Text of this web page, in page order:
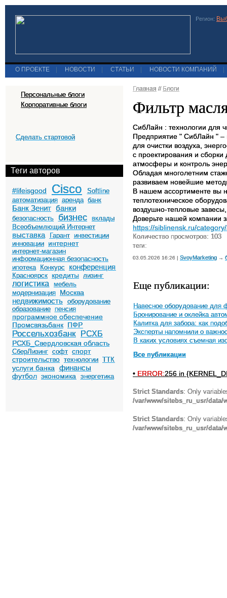
Регион:
О ПРОЕКТЕ НОВОСТИ СТАТЬИ НОВОСТИ КОМПАНИЙ
Персональные блоги
Корпоративные блоги
Сделать стартовой
Теги авторов
#lifeisgood Cisco
Softline
автоматизация аренда банк
Банк Зенит банки
безопасность бизнес
вклады
Всеобъемлющий Интернет
выставка Гарант инвестиции
инновации
интернет
интернет-магазин
информационная безопасность
ипотека
Конкурс конференция
Красноярск кредиты лизинг
логистика
мебель
модернизация
Москва
недвижимость оборудование
образование пенсия
программное обеспечение
Промсвязьбанк ПФР
Россельхозбанк РСХБ
РСХБ_Свердловская область
СберЛизинг софт спорт
строительство технологии ТТК
услуги банка финансы
футбол экономика энергетика
Главная // Блоги
Фильтр
СибЛайн : технологии для
Предприятие " СибЛайн " –
для очистки воздуха,
с проектирования и
атмосферы и контроль
Обладая многолетним
развиваем новейшие
В нашем ассортименте вы
теплотехническое
воздушно-тепловые
Доверьте нашей компании
https://siblinensk.ru/
Количество просмотров: 103
теги:
03.05.2026 16:26 | SvoyMarketing →
Еще публикации:
Навесное оборудование для
Бронирование и оклейка
Калитка для забора: как
Эксперты напомнили о
В каких условиях съемная
Все публикации
• ERROR:256 in
Strict Standards: Only
/var/www/sitebs_ru_usr/
Strict Standards: Only
/var/www/sitebs_ru_usr/